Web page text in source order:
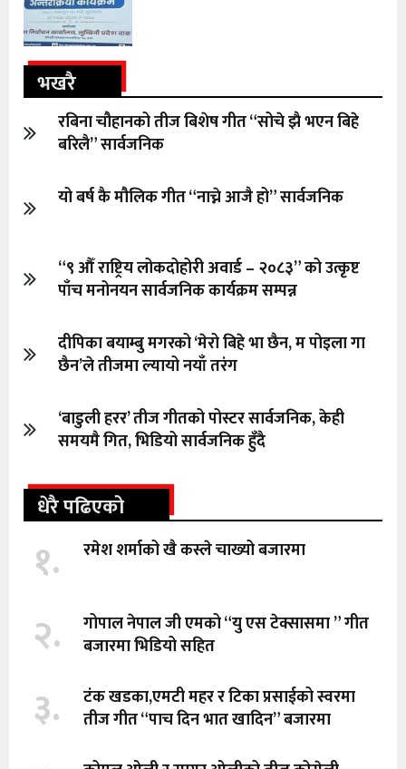
भखरै
रबिना चौहानको तीज बिशेष गीत “सोचे झै भएन बिहे
बरिलै” सार्वजनिक
यो बर्ष कै मौलिक गीत “नाच्ने आजै हो” सार्वजनिक
“९ औँ राष्ट्रिय लोकदोहोरी अवार्ड – २०८३” को उत्कृष्ट
पाँच मनोनयन सार्वजनिक कार्यक्रम सम्पन्न
दीपिका बयाम्बु मगरको ‘मेरो बिहे भा छैन, म पोइला गा
छैन’ले तीजमा ल्यायो नयाँ तरंग
‘बाडुली हरर’ तीज गीतको पोस्टर सार्वजनिक, केही
समयमै गित, भिडियो सार्वजनिक हुँदै
धेरै पढिएको
१. रमेश शर्माको खै कस्ले चाख्यो बजारमा
२.
गोपाल नेपाल जी एमको “यु एस टेक्सासमा ” गीत
बजारमा भिडियो सहित
३.
टंक खडका,एमटी महर र टिका प्रसाईको स्वरमा
तीज गीत “पाच दिन भात खादिन” बजारमा